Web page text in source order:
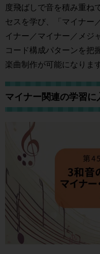
度飛ばしで音を積み重ね
セスを学び、「マイナー
イナー／マイナー／メジ
コード構成パターンを把
楽曲制作が可能になります
マイナー関連の学習